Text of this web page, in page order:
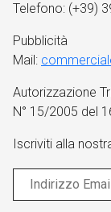
Telefono: (+39)
Pubblicità
Mail:
Autorizzazione
N° 15/2005 del
Iscriviti alla